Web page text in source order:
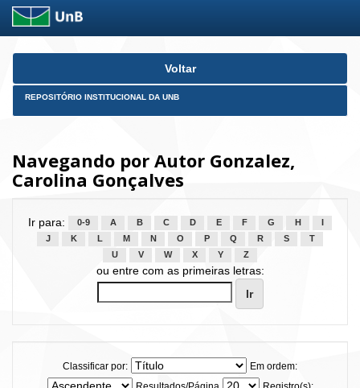
Skip
Voltar
REPOSITÓRIO INSTITUCIONAL DA UNB
Navegando por Autor Gonzalez,
Carolina Gonçalves
Ir para: 0-9 A B C D E F G H
J
K L M N O P Q R S
T
U
V W X Y Z
ou entre com as primeiras letras:
Classificar por:
Em ordem: